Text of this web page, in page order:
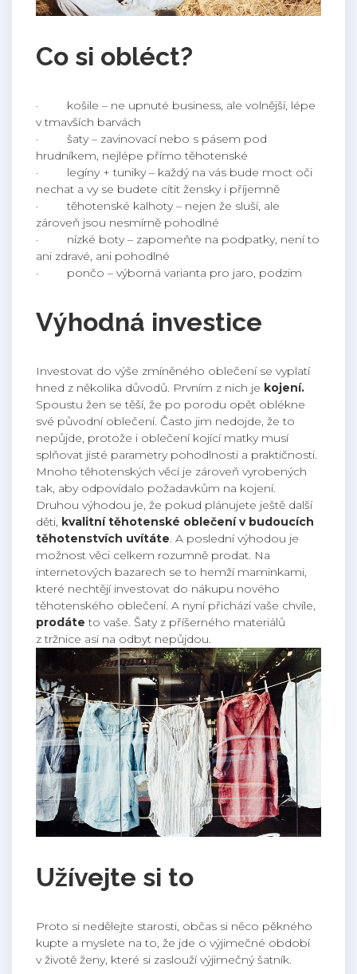
Co si obléct?
· košile – ne upnuté business, ale volnější, lépe
v tmavších barvách
· šaty – zavinovací nebo s pásem pod
hrudníkem, nejlépe přímo těhotenské
· legíny + tuniky – každý na vás bude moct oči
nechat a vy se budete cítit žensky i příjemně
· těhotenské kalhoty – nejen že sluší, ale
zároveň jsou nesmírně pohodlné
· nízké boty – zapomeňte na podpatky, není to
ani zdravé, ani pohodlné
· pončo – výborná varianta pro jaro, podzim
Výhodná investice
Investovat do výše zmíněného oblečení se vyplatí
hned z několika důvodů. Prvním z nich je kojení.
Spoustu žen se těší, že po porodu opět oblékne
své původní oblečení. Často jim nedojde, že to
nepůjde, protože i oblečení kojící matky musí
splňovat jisté parametry pohodlnosti a praktičnosti.
Mnoho těhotenských věcí je zároveň vyrobených
tak, aby odpovídalo požadavkům na kojení.
Druhou výhodou je, že pokud plánujete ještě další
děti, kvalitní těhotenské oblečení v budoucích
těhotenstvích uvítáte . A poslední výhodou je
možnost věci celkem rozumně prodat. Na
internetových bazarech se to hemží maminkami,
které nechtějí investovat do nákupu nového
těhotenského oblečení. A nyní přichází vaše chvíle,
prodáte to vaše. Šaty z příšerného materiálů
z tržnice asi na odbyt nepůjdou.
Užívejte si to
Proto si nedělejte starosti, občas si něco pěkného
kupte a myslete na to, že jde o výjimečné období
v životě ženy, které si zaslouží výjimečný šatník.